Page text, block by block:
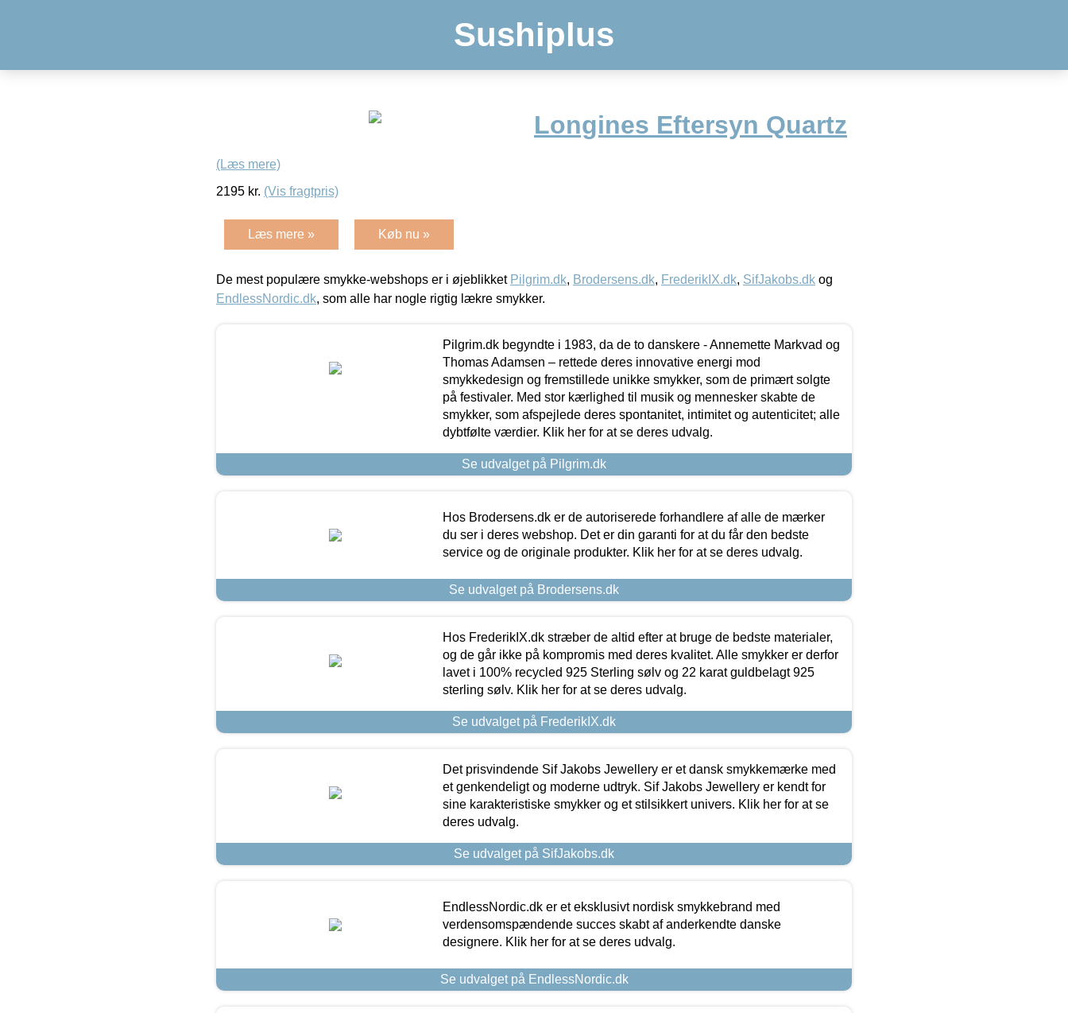
Sushiplus
Longines Eftersyn Quartz
(Læs mere)
2195 kr. (Vis fragtpris)
Læs mere » Køb nu »
De mest populære smykke-webshops er i øjeblikket Pilgrim.dk, Brodersens.dk, FrederikIX.dk, SifJakobs.dk og
EndlessNordic.dk, som alle har nogle rigtig lækre smykker.
Pilgrim.dk begyndte i 1983, da de to danskere - Annemette Markvad og
Thomas Adamsen – rettede deres innovative energi mod
smykkedesign og fremstillede unikke smykker, som de primært solgte
på festivaler. Med stor kærlighed til musik og mennesker skabte de
smykker, som afspejlede deres spontanitet, intimitet og autenticitet; alle
dybtfølte værdier. Klik her for at se deres udvalg.
Se udvalget på Pilgrim.dk
Hos Brodersens.dk er de autoriserede forhandlere af alle de mærker
du ser i deres webshop. Det er din garanti for at du får den bedste
service og de originale produkter. Klik her for at se deres udvalg.
Se udvalget på Brodersens.dk
Hos FrederikIX.dk stræber de altid efter at bruge de bedste materialer,
og de går ikke på kompromis med deres kvalitet. Alle smykker er derfor
lavet i 100% recycled 925 Sterling sølv og 22 karat guldbelagt 925
sterling sølv. Klik her for at se deres udvalg.
Se udvalget på FrederikIX.dk
Det prisvindende Sif Jakobs Jewellery er et dansk smykkemærke med
et genkendeligt og moderne udtryk. Sif Jakobs Jewellery er kendt for
sine karakteristiske smykker og et stilsikkert univers. Klik her for at se
deres udvalg.
Se udvalget på SifJakobs.dk
EndlessNordic.dk er et eksklusivt nordisk smykkebrand med
verdensomspændende succes skabt af anderkendte danske
designere. Klik her for at se deres udvalg.
Se udvalget på EndlessNordic.dk